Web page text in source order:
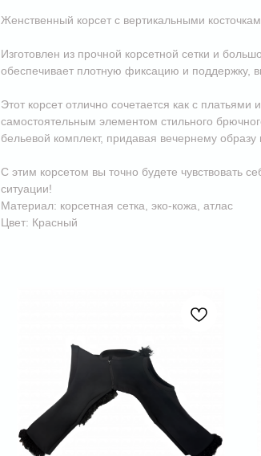
Женственный корсет с вертикальными
Изготовлен из прочной корсетной сетки и
обеспечивает плотную фиксацию и поддержку,
Этот корсет отлично сочетается как с
самостоятельным элементом стильного
бельевой комплект, придавая вечернему
С этим корсетом вы точно будете чувствовать
ситуации!
Материал: корсетная сетка, эко-кожа, атлас
Цвет: Красный